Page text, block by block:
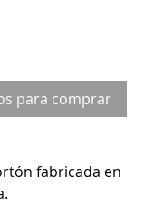
para comprar
fabricada en